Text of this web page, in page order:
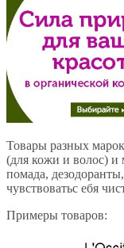
Товары разных
(для кожи и волос) и
помада,
чувствоватьс ебя
Примеры товаров: